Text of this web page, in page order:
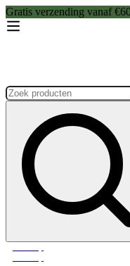
Gratis verzending vanaf
Zoeken: